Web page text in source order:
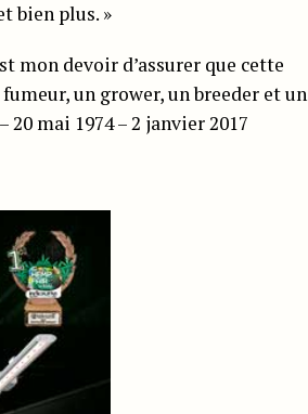
bien plus. »
mon devoir d’assurer que cette
un grower, un breeder et un
mai 1974 – 2 janvier 2017